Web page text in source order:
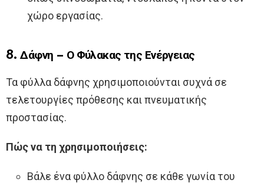
χώρο εργασίας.
8. Δάφνη – Ο Φύλακας της Ενέργειας
Τα φύλλα δάφνης χρησιμοποιούνται συχνά σε
τελετουργίες πρόθεσης και πνευματικής
προστασίας.
Πώς να τη χρησιμοποιήσεις:
Βάλε ένα φύλλο δάφνης σε κάθε γωνία του